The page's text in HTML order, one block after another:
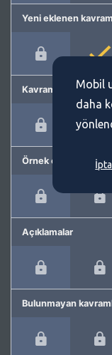
Yeni eklenen
Kavram önerme
Örnek cümleler
Açıklamalar
Bulunmayan
Mobil
daha